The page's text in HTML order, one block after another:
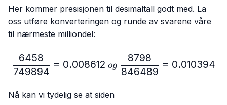
Her kommer presisjonen til desimaltall godt med. La
oss utføre konverteringen og runde av svarene våre
til nærmeste milliondel:
749894
6458
= 0.008612 og 846489
8798
= 0.010394
Nå kan vi tydelig se at siden